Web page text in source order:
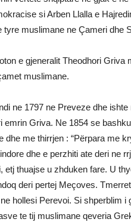
si Arben Llalla e
muslimane ne Çameri dhe
e gjeneralit Theodhori
muslimane.
ne 1797 ne Preveze dhe
emrin Griva. Ne 1854 se
dhe me thirrjen : “Përpara me
dhe e perzhiti ate deri ne
etj thuajse u zhduken fare. U
deri pertej Meçoves.
hollesi Perevoi. Si shperblim
te tij muslimane qeveria